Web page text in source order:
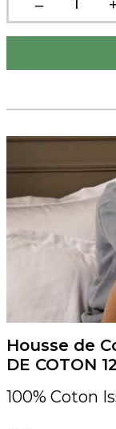
Housse de
DE COTON
100% Coton